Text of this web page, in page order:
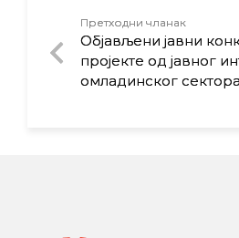
Претходни чланак
Објављени јавни
пројекте од јавног
омладинског сектора